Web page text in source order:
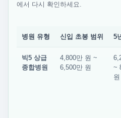
에서 다시 확인하세요.
병원 유형 신입 초봉 범위 5
빅5 상급
종합병원
4,800만 원 ~
6,500만 원
~
원